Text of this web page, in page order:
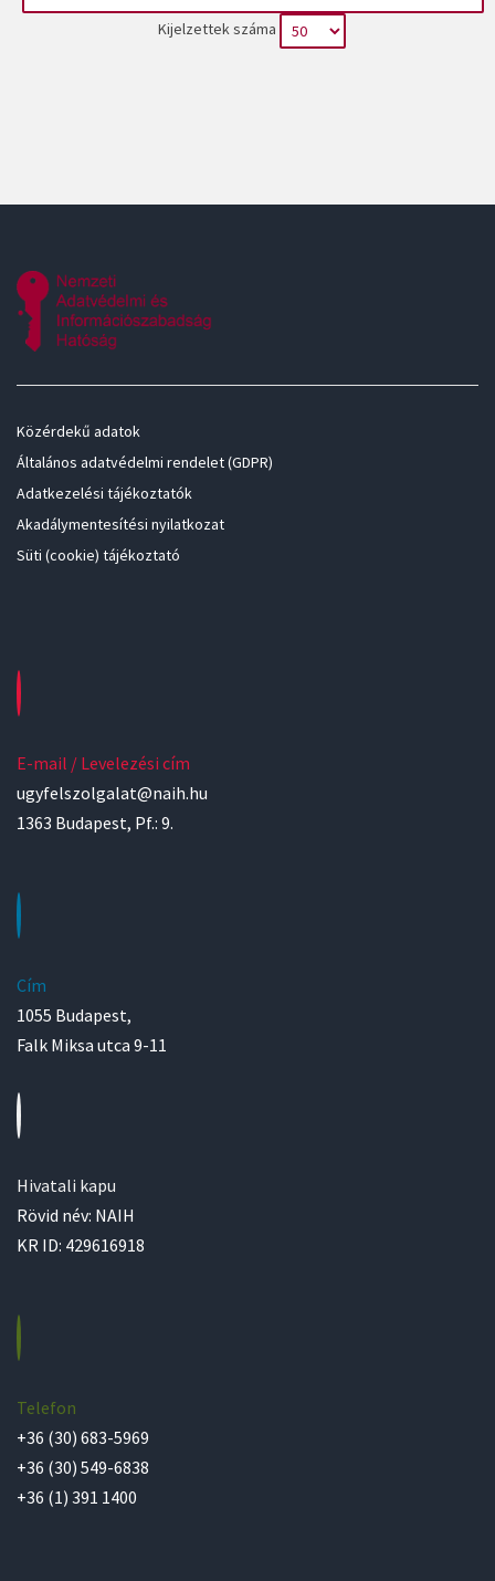
Kijelzettek száma
Közérdekű adatok
Általános adatvédelmi rendelet (GDPR)
Adatkezelési tájékoztatók
Akadálymentesítési nyilatkozat
Süti (cookie) tájékoztató
E-mail / Levelezési cím
ugyfelszolgalat@naih.hu
1363 Budapest, Pf.: 9.
Cím
1055 Budapest,
Falk Miksa utca 9-11
Hivatali kapu
Rövid név: NAIH
KR ID: 429616918
Telefon
+36 (30) 683-5969
+36 (30) 549-6838
+36 (1) 391 1400